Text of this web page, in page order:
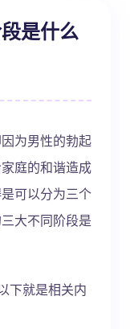
是什么
为男性的勃起
庭的和谐造成
可以分为三个
大不同阶段是
下就是相关内